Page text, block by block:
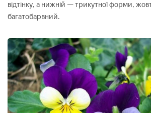
відтінку, а нижній — трикутної форми,
багатобарвний.